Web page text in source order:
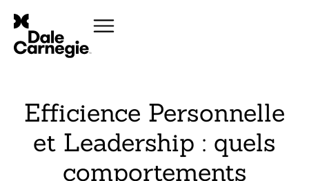
Efficience Personnelle
et Leadership : quels
comportements